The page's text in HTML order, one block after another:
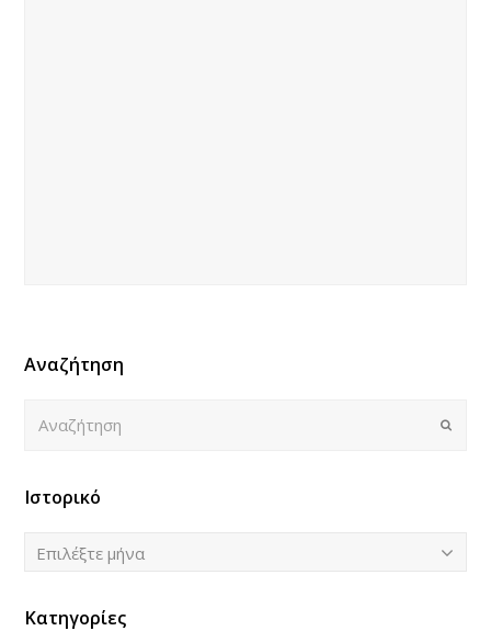
Αναζήτηση
Submit
Ιστορικό
Ιστορικό
Επιλέξτε μήνα
Κατηγορίες